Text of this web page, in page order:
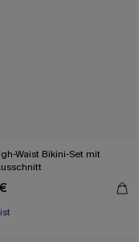
Waist Bikini-Set mit